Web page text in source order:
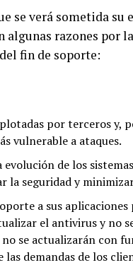
se verá sometida su
razones por
fin de soporte:
por terceros y,
vulnerable a ataques.
de los
seguridad y
a sus aplicaciones
el antivirus y no
se actualizarán con
demandas de los